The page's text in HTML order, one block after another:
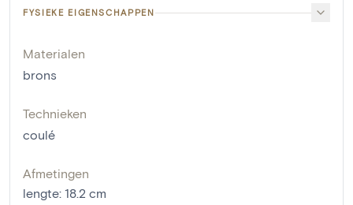
FYSIEKE EIGENSCHAPPEN
Materialen
brons
Technieken
coulé
Afmetingen
lengte: 18.2 cm